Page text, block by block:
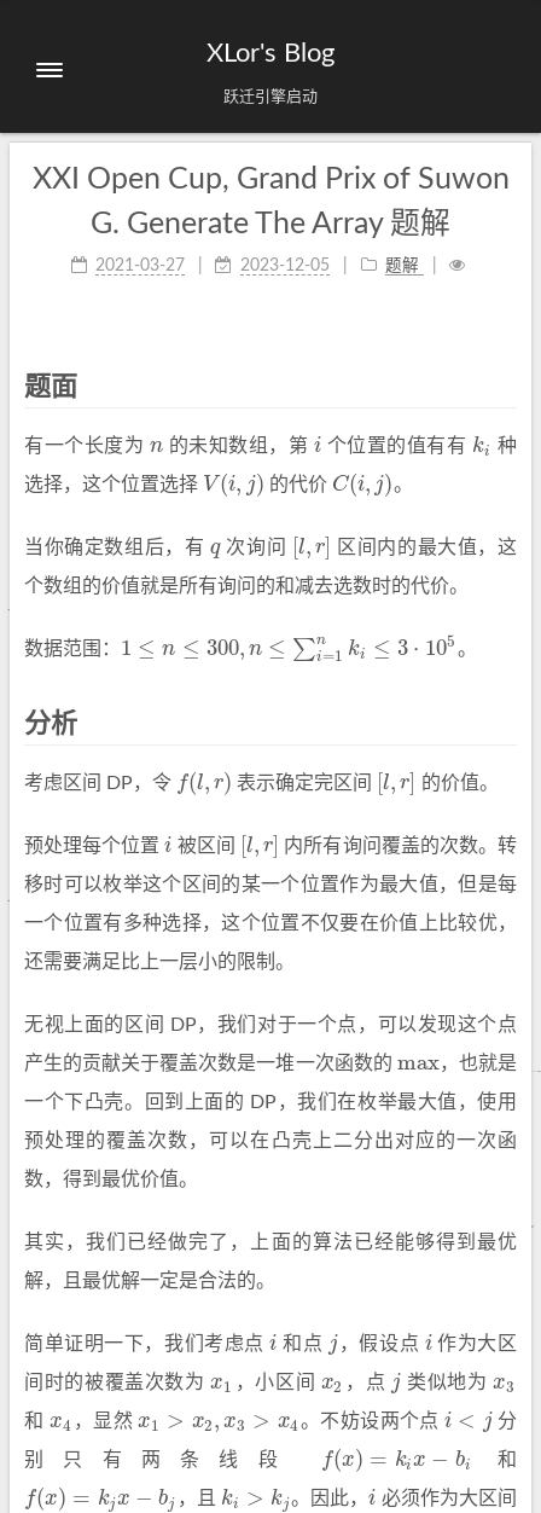
XLor's Blog
跃迁引擎启动
XXI Open Cup, Grand Prix of Suwon
G. Generate The Array 题解
2021-03-27 2023-12-05 题解
题面
有一个长度为 n
n 的未知数组，第i
i 个位置的值有有 ki
ki 种
选择，这个位置选择 V (i, j)
V i,j) 的代价 C(i, j)
C(i,j) 。
当你确定数组后，有q
q次询问 [l, r]
l,r ]
区间内的最大值，这
个数组的价值就是所有询问的和减去选数时的代价。
数据范围： 1 ≤ n ≤ 300, n ≤ ∑n
i=1 ki ≤ 3 ⋅ 105
1 ≤n ≤300, n≤∑i=1 nk ≤3 ⋅105 。
分析
考虑区间 DP，令 f(l, r)
f(l,r) 表示确定完区间 [l, r]
[l,r] 的价值。
预处理每个位置i
i 被区间 [l, r]
l,r ]
内所有询问覆盖的次数。转
移时可以枚举这个区间的某一个位置作为最大值，但是每
一个位置有多种选择，这个位置不仅要在价值上比较优，
还需要满足比上一层小的限制。
无视上面的区间 DP，我们对于一个点，可以发现这个点
产生的贡献关于覆盖次数是一堆一次函数的 max
max ，也就是
一个下凸壳。回到上面的 DP，我们在枚举最大值，使用
预处理的覆盖次数，可以在凸壳上二分出对应的一次函
数，得到最优价值。
其实，我们已经做完了，上面的算法已经能够得到最优
解，且最优解一定是合法的。
简单证明一下，我们考虑点i
i 和点 j
j ，假设点 i
i作为大区
间时的被覆盖次数为x1
x1 ，小区间 x2
x2 ，点 j
j 类似地为x3
x3
和 x4
x4 ，显然x1 > x2, x3 > x4
x1 >x2 ,x3>x4 。不妨设两个点i < j
i<j
分
别只有两条线段
f(x) = kix − bi
f(x)=k ix− bi 和
f(x) = kjx − bj
f(x)= k jx− bj ，且 ki > kj
ki> kj 。因此，i
i 必须作为大区间